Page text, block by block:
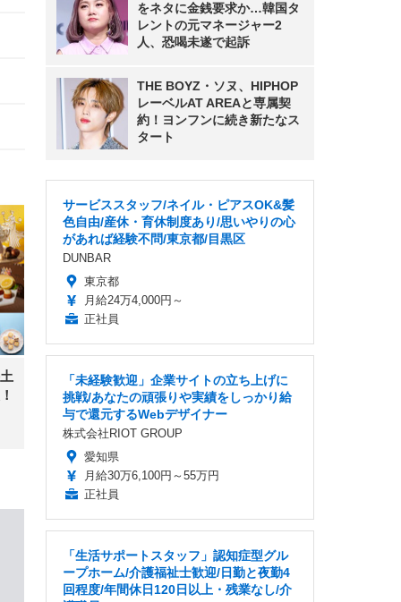
をネタに金銭要求か…韓国タ
レントの元マネージャー2
人、恐喝未遂で起訴
THE BOYZ・ソヌ、HIPHOP
レーベルAT AREAと専属契
約！ヨンフンに続き新たなス
タート
サービススタッフ/ネイル・ピアスOK&髪
色自由/産休・育休制度あり/思いやりの心
があれば経験不問/東京都/目黒区
DUNBAR
東京都
月給24万4,000円～
正社員
「未経験歓迎」企業サイトの立ち上げに
挑戦/あなたの頑張りや実績をしっかり給
与で還元するWebデザイナー
株式会社RIOT GROUP
愛知県
月給30万6,100円～55万円
正社員
「生活サポートスタッフ」認知症型グル
ープホーム/介護福祉士歓迎/日勤と夜勤4
回程度/年間休日120日以上・残業なし/介